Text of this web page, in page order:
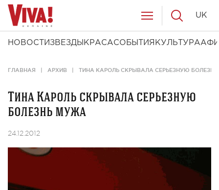
НОВОСТИ ЗВЕЗДЫ КРАСАСОБЫТИЯ КУЛЬТУРА
UK
ГЛАВНАЯ АРХИВ ТИНА КАРОЛЬ СКРЫВАЛА СЕРЬЕЗНУЮ
Тина Кароль скрывала серьезную
болезнь мужа
24.12.2012